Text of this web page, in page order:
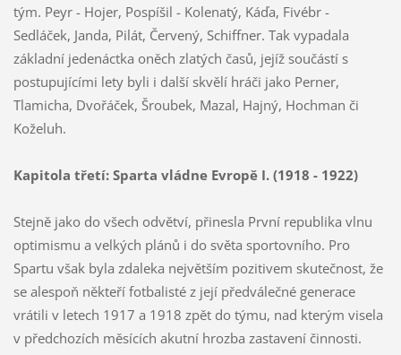
tým. Peyr - Hojer, Pospíšil - Kolenatý, Káďa, Fivébr -
Sedláček, Janda, Pilát, Červený, Schiffner. Tak vypadala
základní jedenáctka oněch zlatých časů, jejíž součástí s
postupujícími lety byli i další skvělí hráči jako Perner,
Tlamicha, Dvořáček, Šroubek, Mazal, Hajný, Hochman či
Koželuh.
Kapitola třetí: Sparta vládne Evropě I. (1918 - 1922)
Stejně jako do všech odvětví, přinesla První republika vlnu
optimismu a velkých plánů i do světa sportovního. Pro
Spartu však byla zdaleka největším pozitivem skutečnost, že
se alespoň někteří fotbalisté z její předválečné generace
vrátili v letech 1917 a 1918 zpět do týmu, nad kterým visela
v předchozích měsících akutní hrozba zastavení činnosti.